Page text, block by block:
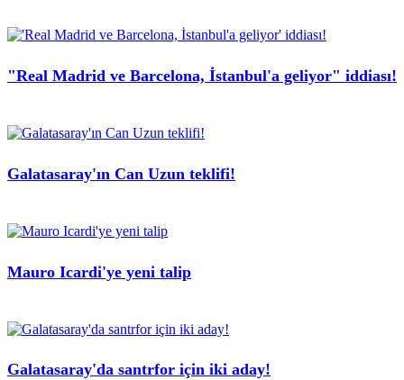
"Real Madrid ve Barcelona, İstanbul'a geliyor" iddiası!
Galatasaray'ın Can Uzun teklifi!
Mauro Icardi'ye yeni talip
Galatasaray'da santrfor için iki aday!